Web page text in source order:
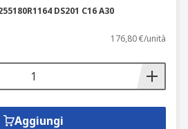
DS201 C16 A30
176,80 €/unità
Aggiungi